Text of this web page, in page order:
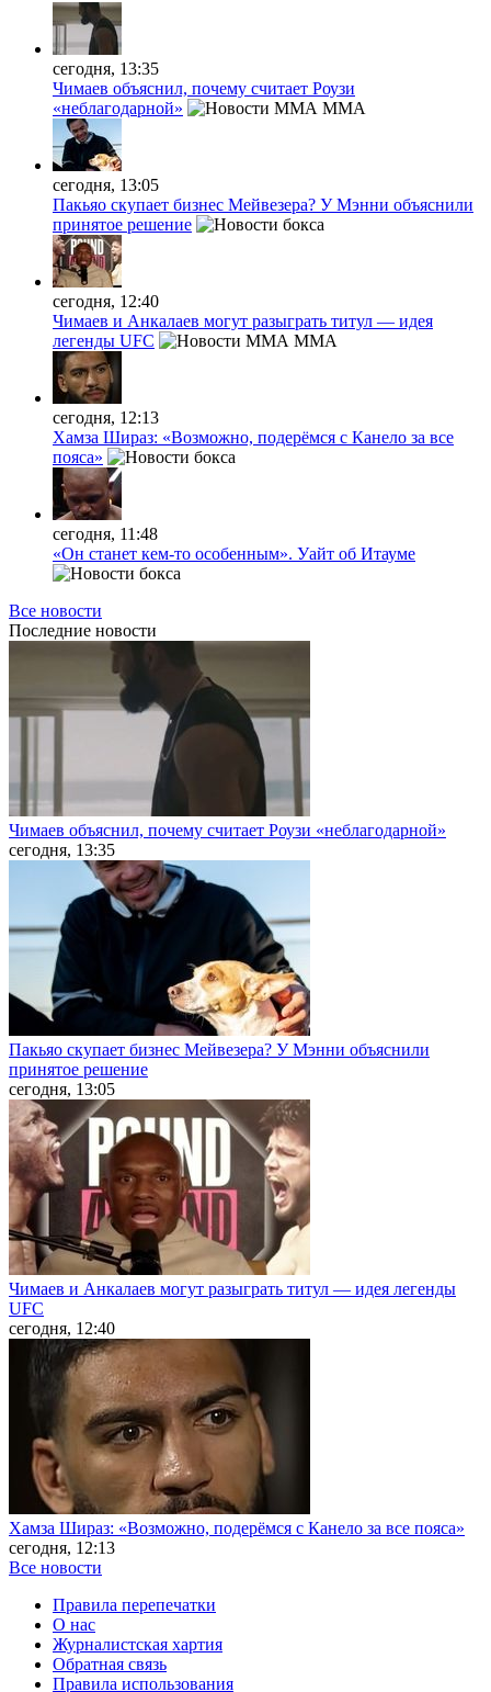
сегодня, 13:35
Чимаев объяснил, почему считает Роузи
«неблагодарной»
MMA
сегодня, 13:05
Пакьяо скупает бизнес Мейвезера? У Мэнни объяснили
принятое решение
сегодня, 12:40
Чимаев и Анкалаев могут разыграть титул — идея
легенды UFC
MMA
сегодня, 12:13
Хамза Шираз: «Возможно, подерёмся с Канело за все
пояса»
сегодня, 11:48
«Он станет кем-то особенным». Уайт об Итауме
Все новости
Последние новости
Чимаев объяснил, почему считает Роузи «неблагодарной»
сегодня, 13:35
Пакьяо скупает бизнес Мейвезера? У Мэнни объяснили
принятое решение
сегодня, 13:05
Чимаев и Анкалаев могут разыграть титул — идея легенды
UFC
сегодня, 12:40
Хамза Шираз: «Возможно, подерёмся с Канело за все пояса»
сегодня, 12:13
Все новости
Правила перепечатки
О нас
Журналистская хартия
Обратная связь
Правила использования